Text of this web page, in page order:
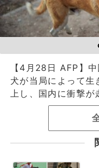
【4月28日 AFP】
犬が当局によって生
上し、国内に衝撃が